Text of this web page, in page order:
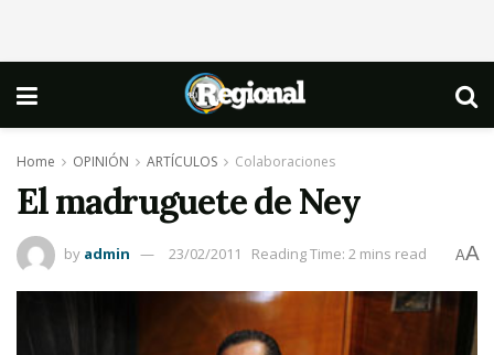
Home OPINIÓN ARTÍCULOS Colaboraciones
El madruguete de Ney
by admin 23/02/2011 Reading Time: 2 mins read AA